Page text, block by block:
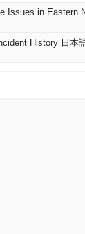
Issues in Eastern
History 日本